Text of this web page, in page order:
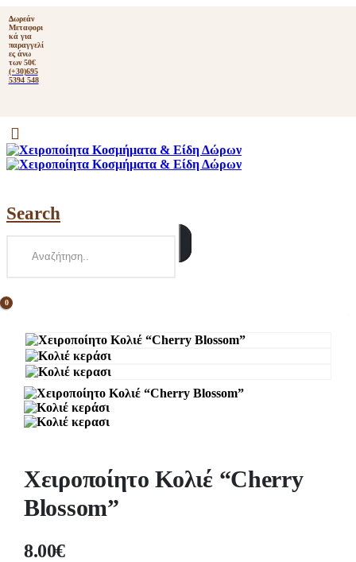
Δωρεάν
Μεταφορι
κά για
παραγγελί
ες άνω
των 50€
(+30)695
5394 548
Search
0
Χειροποίητο Κολιέ “Cherry
Blossom”
8.00€